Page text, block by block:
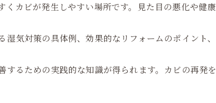
カビが発生しやすい場所です。見た目の悪化や健
気対策の具体例、効果的なリフォームのポイント
するための実践的な知識が得られます。カビの再発